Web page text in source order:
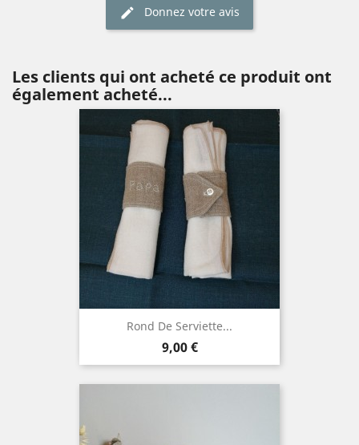
Donnez votre avis
Les clients qui ont acheté ce produit ont
également acheté...
Rond De Serviette...
Prix
9,00 €